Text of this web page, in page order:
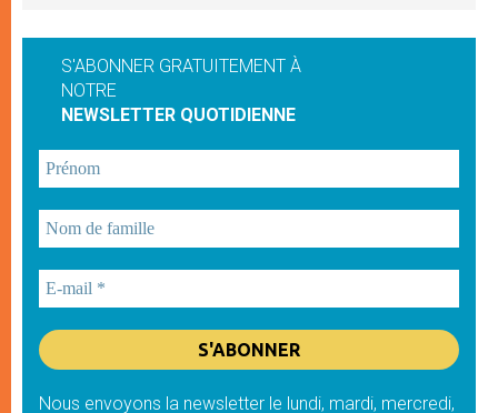
S'ABONNER GRATUITEMENT À
NOTRE
NEWSLETTER QUOTIDIENNE
Nous envoyons la newsletter le lundi, mardi, mercredi,